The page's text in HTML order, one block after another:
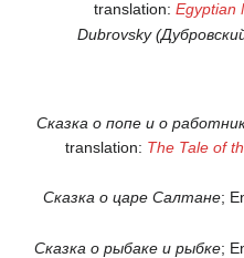
translation: Egyptian
Dubrovsky
Сказка о попе и о
translation: The Tale of
Сказка о царе Салтане;
Сказка о рыбаке и рыбке;